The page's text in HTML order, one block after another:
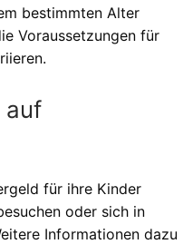
bestimmten Alter
Voraussetzungen für
auf
für ihre Kinder
oder sich in
Informationen dazu